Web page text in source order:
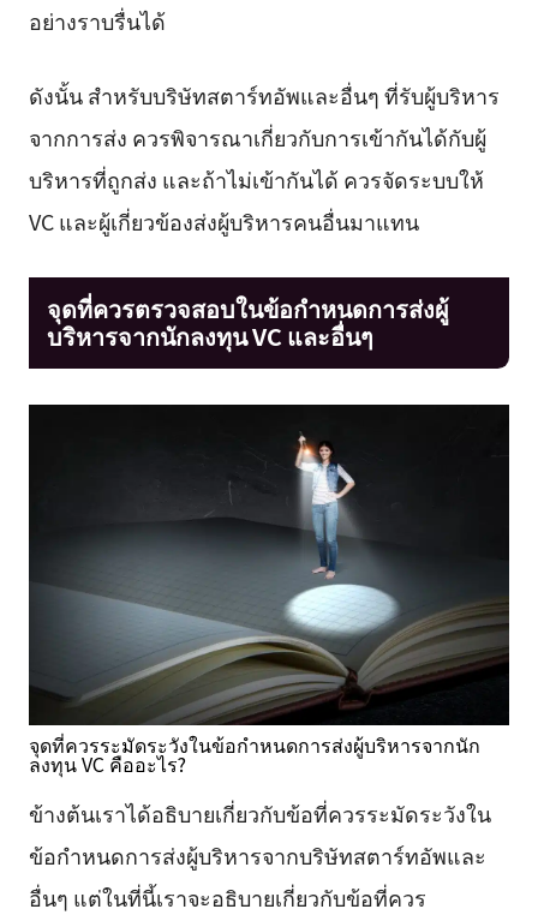
อย่างราบรื่นได้
ดังนั้น สำหรับบริษัทสตาร์ทอัพและอื่นๆ ที่รับผู้บริหาร
จากการส่ง ควรพิจารณาเกี่ยวกับการเข้ากันได้กับผู้
บริหารที่ถูกส่ง และถ้าไม่เข้ากันได้ ควรจัดระบบให้
VC และผู้เกี่ยวข้องส่งผู้บริหารคนอื่นมาแทน
จุดที่ควรตรวจสอบในข้อกำหนดการส่งผู้
บริหารจากนักลงทุน VC และอื่นๆ
จุดที่ควรระมัดระวังในข้อกำหนดการส่งผู้บริหารจากนัก
ลงทุน VC คืออะไร?
ข้างต้นเราได้อธิบายเกี่ยวกับข้อที่ควรระมัดระวังใน
ข้อกำหนดการส่งผู้บริหารจากบริษัทสตาร์ทอัพและ
อื่นๆ แต่ในที่นี้เราจะอธิบายเกี่ยวกับข้อที่ควร